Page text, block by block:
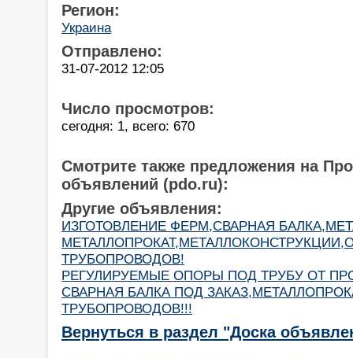
Регион:
Украина
Отправлено:
31-07-2012 12:05
Число просмотров:
сегодня: 1, всего: 670
Смотрите также предложения на
объявлений (pdo.ru):
Другие объявления:
ИЗГОТОВЛЕНИЕ ФЕРМ,СВАРНАЯ
ТРУБОПРОВОДОВ!
РЕГУЛИРУЕМЫЕ ОПОРЫ ПОД ТРУБУ ОТ
СВАРНАЯ БАЛКА ПОД
ТРУБОПРОВОДОВ!!!
Вернуться в раздел "Доска